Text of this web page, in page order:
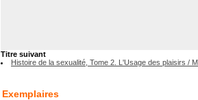
Titre suivant
Histoire de la sexualité, Tome 2. L'Usage des plaisirs /
Exemplaires